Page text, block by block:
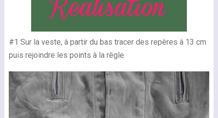
#1 Sur la veste, à partir du bas tracer des repères à 13 cm
puis rejoindre les points à la règle.